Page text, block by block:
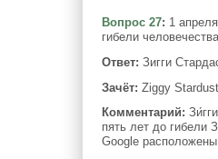
Вопрос 27: 1
гибели
Ответ: Зигги
Зачёт: Ziggy Stardust.
Комментарий:
пять лет до гибели
Google